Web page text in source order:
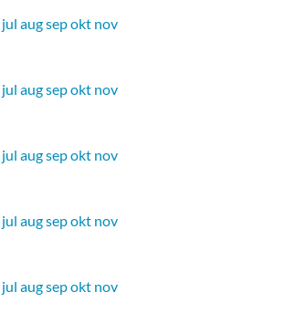
jul augsepokt nov
jul augsepokt nov
jul augsepokt nov
jul augsepokt nov
jul augsepokt nov